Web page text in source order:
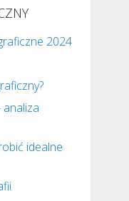
2024
idealne